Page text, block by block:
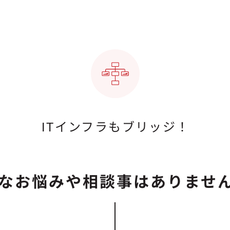
ITインフラもブリッジ！
お悩みや相談事はありませ